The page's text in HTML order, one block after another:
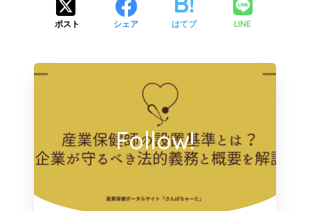
ポスト シェア はてブ LINE
Follow!